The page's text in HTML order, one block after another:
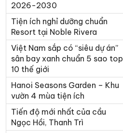
2026-2030
Tiện ích nghỉ dưỡng chuẩn
Resort tại Noble Rivera
Việt Nam sắp có “siêu dự án”
sân bay xanh chuẩn 5 sao top
10 thế giới
Hanoi Seasons Garden – Khu
vườn 4 mùa tiện ích
Tiến độ mới nhất của cầu
Ngọc Hồi, Thanh Trì